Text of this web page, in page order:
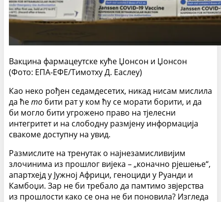
Вакцина фармацеутске куће Џонсон и Џонсон
(Фото: ЕПА-ЕФЕ/Тимотхy Д. Еаслеy)
Као неко рођен седамдесетих, никад нисам мислила
да ћето бити рат у ком ћу се морати борити, и да
би могло бити угрожено право на тјелесни
интегритет и на слободну размјену информација
свакоме доступну на увид.
Размислите на тренутак о најнезамисливијим
злочинима из прошлог вијека – „коначно рјешење“,
апартхејд у Јужној Африци, геноциди у Руанди и
Камбоџи. Зар не би требало да памтимо звјерства
из прошлости како се она не би поновила? Изгледа